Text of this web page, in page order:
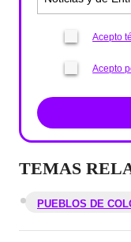
Acepto
Acepto
TEMAS
PUEBLOS DE